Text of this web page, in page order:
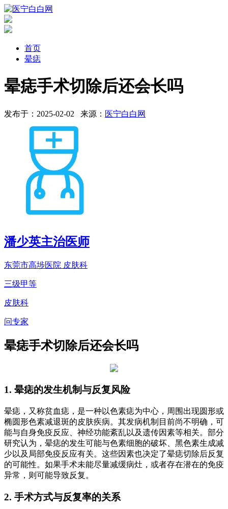
首页
晕痣
晕痣手术切除后还会长吗
发布于：2025-02-02 来源： 医宁白白网
潘少英主治医师
东莞市高埗医院 皮肤科
三级甲等
皮肤科
问专家
晕痣手术切除后还会长吗
1. 晕痣的发生机制与反复风险
晕痣，又称贫血痣，是一种以色素痣为中心，周围出现圆形或
椭圆形色素减退斑的皮肤疾病。其发病机制目前尚不明确，可
能与自身免疫反应、神经功能紊乱以及遗传因素等相关。部分
研究认为，晕痣的发生可能与色素细胞的破坏、黑色素生成减
少以及局部免疫反应有关。这些因素也决定了晕痣切除后反复
的可能性。如果手术未能尽量减缓病灶，或者存在潜在的免疫
异常，则可能导致反复。
2. 手术方式与反复率的关系